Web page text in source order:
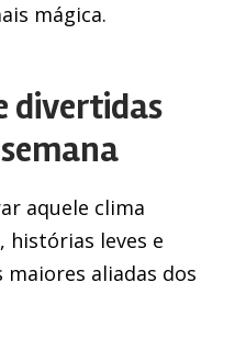
mágica.
divertidas
aquele clima
leves e
maiores aliadas dos